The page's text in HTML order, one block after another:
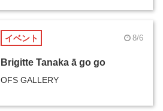
イベント 8/6
Brigitte Tanaka ā go go
OFS GALLERY